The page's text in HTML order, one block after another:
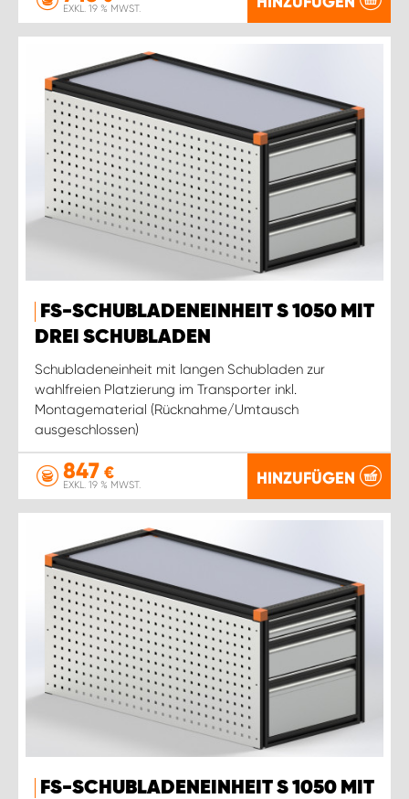
EXKL. 19 % MWST.
FS-SCHUBLADENEINHEIT S 1050 MIT
DREI SCHUBLADEN
Schubladeneinheit mit langen Schubladen zur
wahlfreien Platzierung im Transporter inkl.
Montagematerial (Rücknahme/Umtausch
ausgeschlossen)
847 €
EXKL. 19 % MWST. HINZUFÜGEN
FS-SCHUBLADENEINHEIT S 1050 MIT